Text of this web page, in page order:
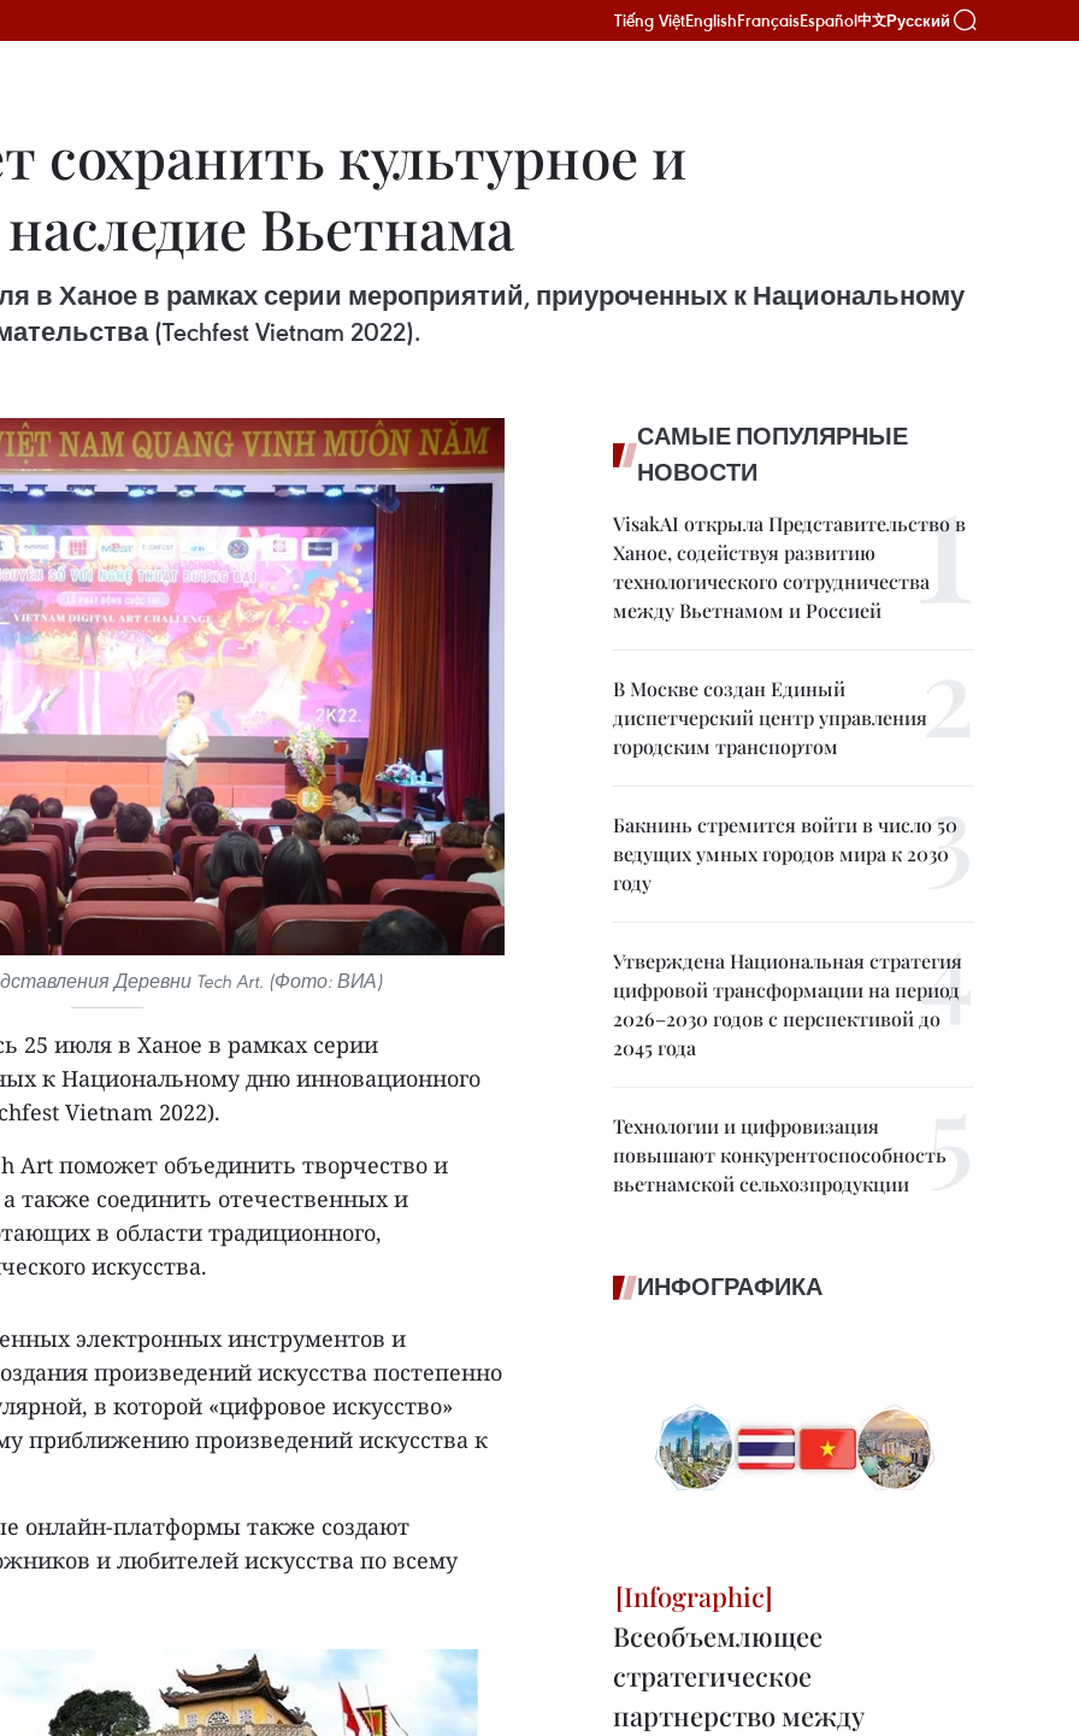
Tiếng ViệtEnglishFrançaisEspañol中文Русский
сохранить культурное и
Вьетнама
в Ханое в рамках серии мероприятий, приуроченных к Национальному
(Techfest Vietnam 2022).
Деревни Tech Art. (Фото: ВИА)
25 июля в Ханое в рамках серии
к Национальному дню инновационного
Vietnam 2022).
Art поможет объединить творчество и
также соединить отечественных и
в области традиционного,
искусства.
электронных инструментов и
произведений искусства постепенно
в которой «цифровое искусство»
приближению произведений искусства к
онлайн-платформы также создают
и любителей искусства по всему
САМЫЕ ПОПУЛЯРНЫЕ
НОВОСТИ
VisakAI открыла Представительство в
Ханое, содействуя развитию
технологического сотрудничества
между Вьетнамом и Россией
В Москве создан Единый
диспетчерский центр управления
городским транспортом
Бакнинь стремится войти в число 50
ведущих умных городов мира к 2030
году
Утверждена Национальная стратегия
цифровой трансформации на период
2026–2030 годов с перспективой до
2045 года
Технологии и цифровизация
повышают конкурентоспособность
вьетнамской сельхозпродукции
ИНФОГРАФИКА
Всеобъемлющее
стратегическое
партнерство между